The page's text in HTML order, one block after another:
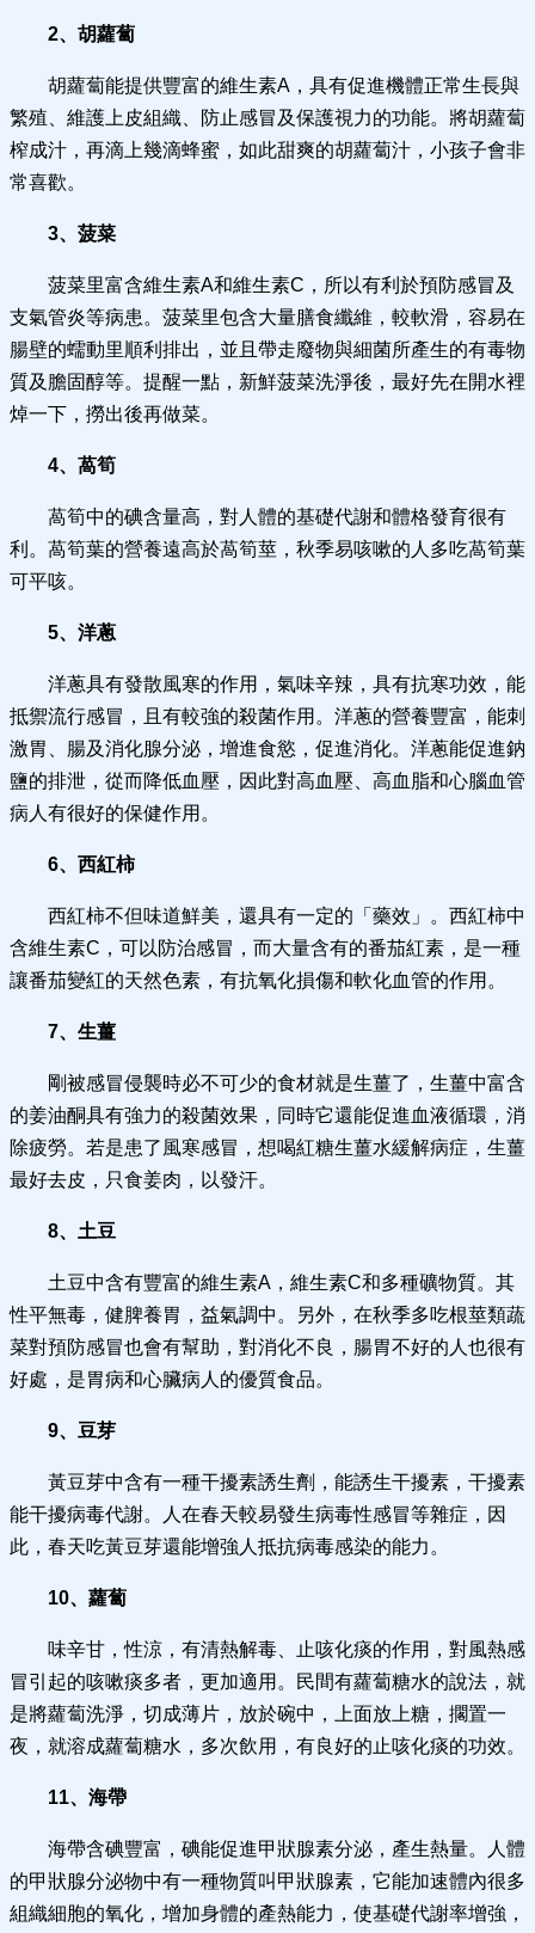
2、胡蘿蔔
胡蘿蔔能提供豐富的維生素A，具有促進機體正常生長與
繁殖、維護上皮組織、防止感冒及保護視力的功能。將胡蘿蔔
榨成汁，再滴上幾滴蜂蜜，如此甜爽的胡蘿蔔汁，小孩子會非
常喜歡。
3、菠菜
菠菜里富含維生素A和維生素C，所以有利於預防感冒及
支氣管炎等病患。菠菜里包含大量膳食纖維，較軟滑，容易在
腸壁的蠕動里順利排出，並且帶走廢物與細菌所產生的有毒物
質及膽固醇等。提醒一點，新鮮菠菜洗淨後，最好先在開水裡
焯一下，撈出後再做菜。
4、萵筍
萵筍中的碘含量高，對人體的基礎代謝和體格發育很有
利。萵筍葉的營養遠高於萵筍莖，秋季易咳嗽的人多吃萵筍葉
可平咳。
5、洋蔥
洋蔥具有發散風寒的作用，氣味辛辣，具有抗寒功效，能
抵禦流行感冒，且有較強的殺菌作用。洋蔥的營養豐富，能刺
激胃、腸及消化腺分泌，增進食慾，促進消化。洋蔥能促進鈉
鹽的排泄，從而降低血壓，因此對高血壓、高血脂和心腦血管
病人有很好的保健作用。
6、西紅柿
西紅柿不但味道鮮美，還具有一定的「藥效」。西紅柿中
含維生素C，可以防治感冒，而大量含有的番茄紅素，是一種
讓番茄變紅的天然色素，有抗氧化損傷和軟化血管的作用。
7、生薑
剛被感冒侵襲時必不可少的食材就是生薑了，生薑中富含
的姜油酮具有強力的殺菌效果，同時它還能促進血液循環，消
除疲勞。若是患了風寒感冒，想喝紅糖生薑水緩解病症，生薑
最好去皮，只食姜肉，以發汗。
8、土豆
土豆中含有豐富的維生素A，維生素C和多種礦物質。其
性平無毒，健脾養胃，益氣調中。另外，在秋季多吃根莖類蔬
菜對預防感冒也會有幫助，對消化不良，腸胃不好的人也很有
好處，是胃病和心臟病人的優質食品。
9、豆芽
黃豆芽中含有一種干擾素誘生劑，能誘生干擾素，干擾素
能干擾病毒代謝。人在春天較易發生病毒性感冒等雜症，因
此，春天吃黃豆芽還能增強人抵抗病毒感染的能力。
10、蘿蔔
味辛甘，性涼，有清熱解毒、止咳化痰的作用，對風熱感
冒引起的咳嗽痰多者，更加適用。民間有蘿蔔糖水的說法，就
是將蘿蔔洗淨，切成薄片，放於碗中，上面放上糖，擱置一
夜，就溶成蘿蔔糖水，多次飲用，有良好的止咳化痰的功效。
11、海帶
海帶含碘豐富，碘能促進甲狀腺素分泌，產生熱量。人體
的甲狀腺分泌物中有一種物質叫甲狀腺素，它能加速體內很多
組織細胞的氧化，增加身體的產熱能力，使基礎代謝率增強，